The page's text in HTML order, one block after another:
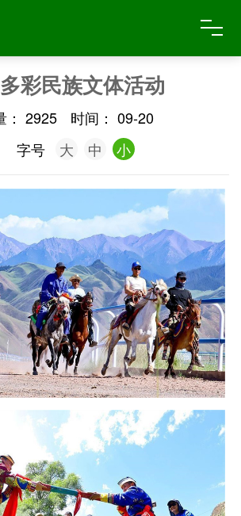
彩民族文体活动
2925 时间： 09-20
字号
大 中 小